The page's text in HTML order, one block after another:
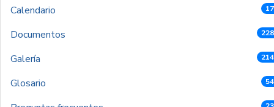
Calendario
Documentos
Galería
Glosario